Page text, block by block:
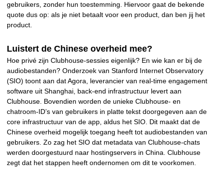
gebruikers, zonder hun toestemming. Hiervoor gaat de bekende
quote dus op: als je niet betaalt voor een product, dan ben jij het
product.
Luistert de Chinese overheid mee?
Hoe privé zijn Clubhouse-sessies eigenlijk? En wie kan er bij de
audiobestanden? Onderzoek van Stanford Internet Observatory
(SIO) toont aan dat Agora, leverancier van real-time engagement
software uit Shanghai, back-end infrastructuur levert aan
Clubhouse. Bovendien worden de unieke Clubhouse- en
chatroom-ID’s van gebruikers in platte tekst doorgegeven aan de
core infrastructuur van de app, aldus het SIO. Dit maakt dat de
Chinese overheid mogelijk toegang heeft tot audiobestanden van
gebruikers. Zo zag het SIO dat metadata van Clubhouse-chats
werden doorgestuurd naar hostingservers in China. Clubhouse
zegt dat het stappen heeft ondernomen om dit te voorkomen.